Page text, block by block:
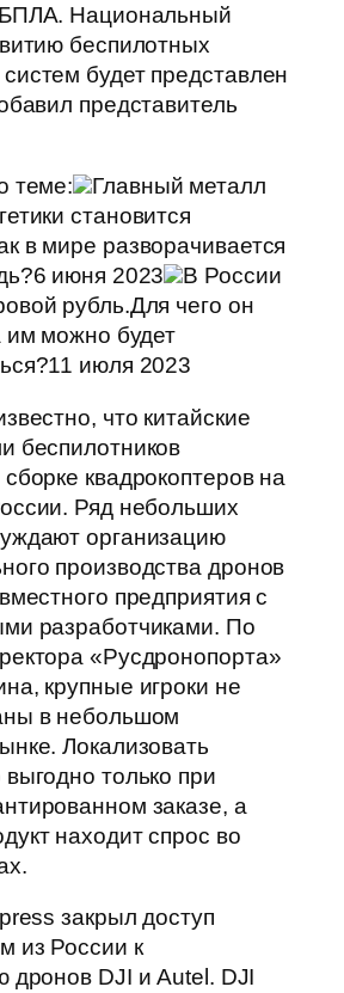
Национальный
беспилотных
будет представлен
представитель
теме:
Главный металл
становится
в мире разворачивается
июня 2023
В России
рубль.Для чего он
им можно будет
июля 2023
что китайские
беспилотников
квадрокоптеров на
Ряд небольших
организацию
производства дронов
предприятия с
разработчиками. По
«Русдронопорта»
крупные игроки не
в небольшом
Локализовать
выгодно только при
заказе, а
находит спрос во
закрыл доступ
из России к
дронов DJI и Autel. DJI